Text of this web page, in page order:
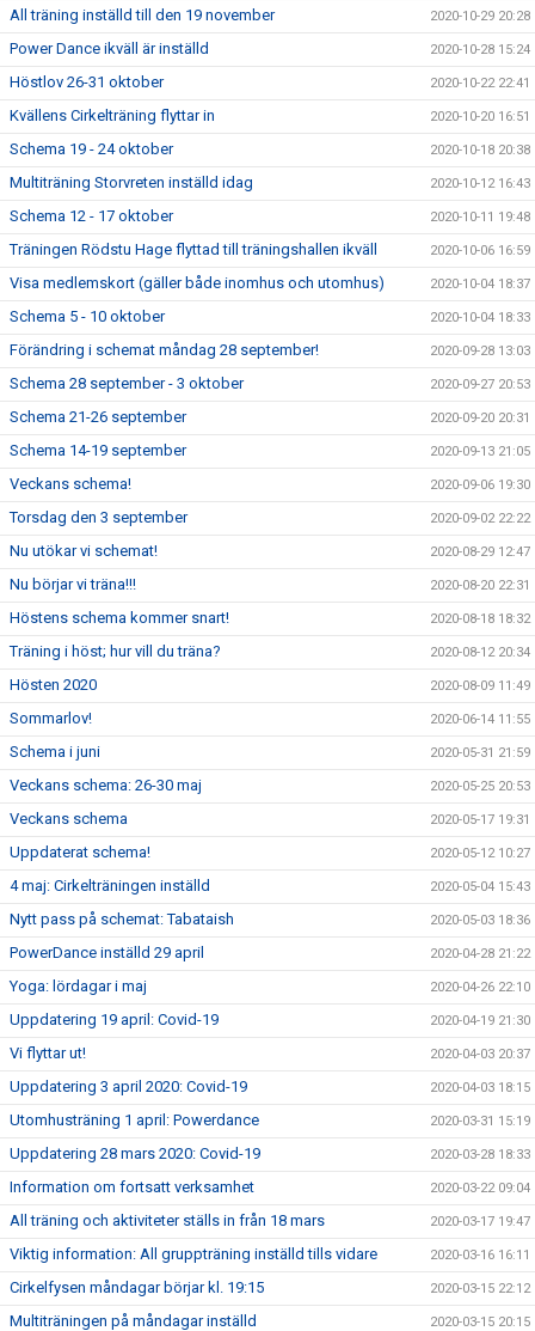
All träning inställd till den 19 november 2020-10-29 20:28
Power Dance ikväll är inställd 2020-10-28 15:24
Höstlov 26-31 oktober 2020-10-22 22:41
Kvällens Cirkelträning flyttar in 2020-10-20 16:51
Schema 19 - 24 oktober 2020-10-18 20:38
Multiträning Storvreten inställd idag 2020-10-12 16:43
Schema 12 - 17 oktober 2020-10-11 19:48
Träningen Rödstu Hage flyttad till träningshallen ikväll 2020-10-06 16:59
Visa medlemskort (gäller både inomhus och utomhus) 2020-10-04 18:37
Schema 5 - 10 oktober 2020-10-04 18:33
Förändring i schemat måndag 28 september! 2020-09-28 13:03
Schema 28 september - 3 oktober 2020-09-27 20:53
Schema 21-26 september 2020-09-20 20:31
Schema 14-19 september 2020-09-13 21:05
Veckans schema! 2020-09-06 19:30
Torsdag den 3 september 2020-09-02 22:22
Nu utökar vi schemat! 2020-08-29 12:47
Nu börjar vi träna!!! 2020-08-20 22:31
Höstens schema kommer snart! 2020-08-18 18:32
Träning i höst; hur vill du träna? 2020-08-12 20:34
Hösten 2020 2020-08-09 11:49
Sommarlov! 2020-06-14 11:55
Schema i juni 2020-05-31 21:59
Veckans schema: 26-30 maj 2020-05-25 20:53
Veckans schema 2020-05-17 19:31
Uppdaterat schema! 2020-05-12 10:27
4 maj: Cirkelträningen inställd 2020-05-04 15:43
Nytt pass på schemat: Tabataish 2020-05-03 18:36
PowerDance inställd 29 april 2020-04-28 21:22
Yoga: lördagar i maj 2020-04-26 22:10
Uppdatering 19 april: Covid-19 2020-04-19 21:30
Vi flyttar ut! 2020-04-03 20:37
Uppdatering 3 april 2020: Covid-19 2020-04-03 18:15
Utomhusträning 1 april: Powerdance 2020-03-31 15:19
Uppdatering 28 mars 2020: Covid-19 2020-03-28 18:33
Information om fortsatt verksamhet 2020-03-22 09:04
All träning och aktiviteter ställs in från 18 mars 2020-03-17 19:47
Viktig information: All gruppträning inställd tills vidare 2020-03-16 16:11
Cirkelfysen måndagar börjar kl. 19:15 2020-03-15 22:12
Multiträningen på måndagar inställd 2020-03-15 20:15